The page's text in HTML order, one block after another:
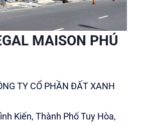
MAISON PHÚ
TY CỔ PHẦN ĐẤT XANH
Kiến, Thành Phố Tuy Hòa,